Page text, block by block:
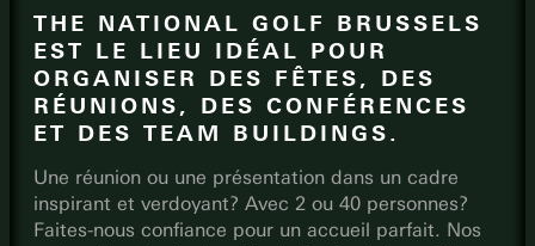
THE NATIONAL GOLF BRUSSELS
EST LE LIEU IDÉAL POUR
ORGANISER DES FÊTES, DES
RÉUNIONS, DES CONFÉRENCES
ET DES TEAM BUILDINGS.
Une réunion ou une présentation dans un cadre
inspirant et verdoyant? Avec 2 ou 40 personnes?
Faites-nous confiance pour un accueil parfait. Nos